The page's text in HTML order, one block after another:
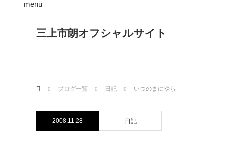
三上市朗オフシャルサイト
menu
ブログ一覧
日記 いつのまにやら
2008.11.28 日記